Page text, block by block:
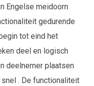
Engelse meidoorn
gedurende
tot eind het
deel en logisch
deelnemer plaatsen
. De functionaliteit